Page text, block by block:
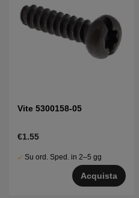
Vite 5300158-05
€1.55
Su ord. Sped. in 2–5 gg
Acquista